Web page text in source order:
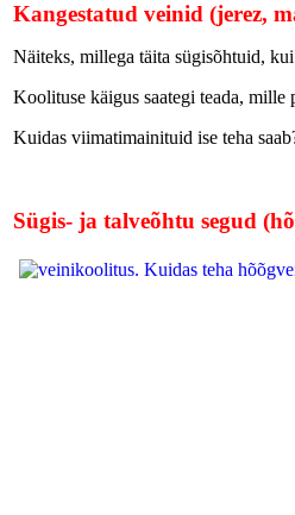
Kangestatud veinid (jerez,
Näiteks, millega täita sügisõhtuid,
Koolituse käigus saategi teada,
Kuidas viimatimainituid ise teha
Sügis- ja talveõhtu segud